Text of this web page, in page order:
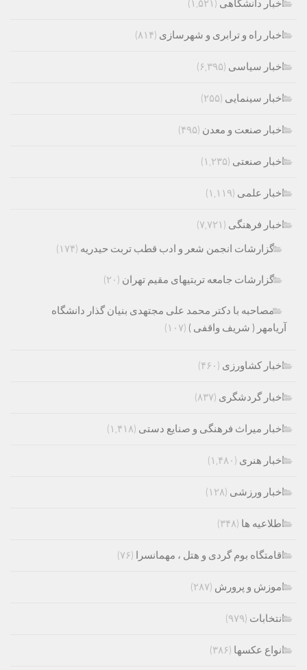
اخبار دانشگاهی (۱,۵۲۱)
اخبار راه و ترابری و شهرسازی (۸۱۴)
اخبار سیاسی (۶,۳۹۵)
اخبار سینمایی (۲۵۵)
اخبار صنعت و معدن (۴۹۵)
اخبار صنعتی (۱,۲۳۵)
اخبار علمی (۱,۱۱۹)
اخبار فرهنگی (۷,۷۲۱)
گزارشات انجمن شعر و ادب قطب تربت حیدریه (۱۷۴)
گزارشات جامعه تربتیهای مقیم تهران (۲۰)
مصاحبه با دکتر محمد علی مجتهدی بنیان گذار دانشگاه
آریامهر ( شریف واقفی ) (۱۰۷)
اخبار کشاورزی (۴۶۰)
اخبار گردشگری (۸۳۷)
اخبار میراث فرهنگی و صنایع دستی (۱,۴۱۸)
اخبار هنری (۱,۴۸۰)
اخبار ورزشی (۱۲۸)
اطلاعیه ها (۳۴۸)
اقامتگاه بوم گردی و هتل ، مهمانسرا (۷۶)
اموزش و پرورش (۲۸۷)
انتخابات (۹۷۹)
انواع عکسها (۳۸۶)